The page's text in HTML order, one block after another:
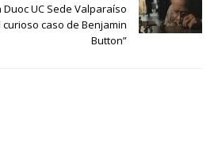
UC Sede Valparaíso
caso de Benjamin
Button”